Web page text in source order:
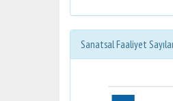
Sanatsal Faaliyet